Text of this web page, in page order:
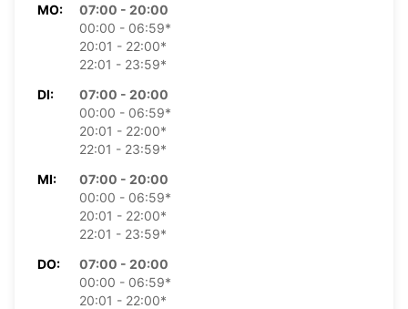
MO:
07:00 - 20:00
00:00 - 06:59*
20:01 - 22:00*
22:01 - 23:59*
DI:
07:00 - 20:00
00:00 - 06:59*
20:01 - 22:00*
22:01 - 23:59*
MI:
07:00 - 20:00
00:00 - 06:59*
20:01 - 22:00*
22:01 - 23:59*
DO:
07:00 - 20:00
00:00 - 06:59*
20:01 - 22:00*